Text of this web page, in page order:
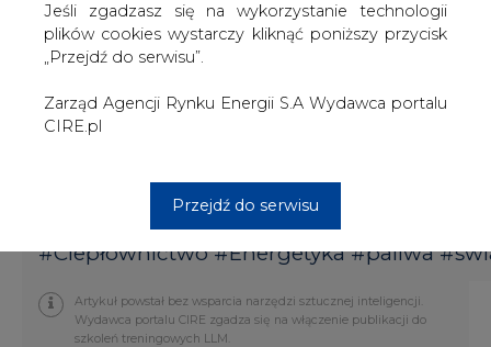
Jeśli zgadzasz się na wykorzystanie technologii
plików cookies wystarczy kliknąć poniższy przycisk
„Przejdź do serwisu”.
Zarząd Agencji Rynku Energii S.A Wydawca portalu
CIRE.pl
Przejdź do serwisu
Olej reduk. 1 proc.
US
D/t
40
1,6
8,3
25,6
-0,4
Olej reduk. 3,5
385
18,8
Notowania z dnia 16.07.2019 r.
#Ciepłownictwo #Energetyka #paliwa #
Artykuł powstał bez wsparcia narzędzi sztucznej inteligencji.
Wydawca portalu CIRE zgadza się na włączenie publikacji do
szkoleń treningowych LLM.